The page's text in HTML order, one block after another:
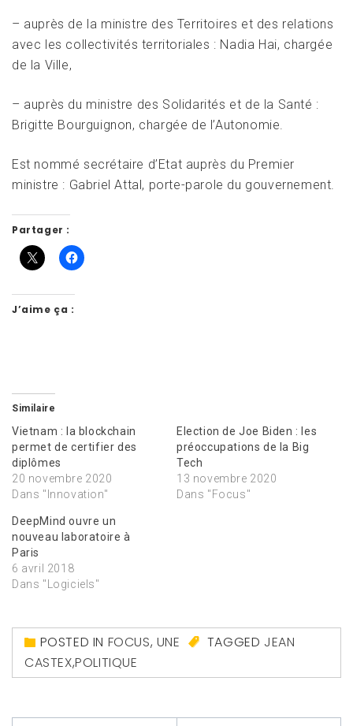
– auprès de la ministre des Territoires et des relations
avec les collectivités territoriales : Nadia Hai, chargée
de la Ville,
– auprès du ministre des Solidarités et de la Santé :
Brigitte Bourguignon, chargée de l’Autonomie.
Est nommé secrétaire d’Etat auprès du Premier
ministre : Gabriel Attal, porte-parole du gouvernement.
Partager :
J’aime ça :
Similaire
Vietnam : la blockchain
permet de certifier des
diplômes
20 novembre 2020
Dans "Innovation"
Election de Joe Biden : les
préoccupations de la Big
Tech
13 novembre 2020
Dans "Focus"
DeepMind ouvre un
nouveau laboratoire à
Paris
6 avril 2018
Dans "Logiciels"
POSTED IN FOCUS, UNE TAGGED JEAN
CASTEX,POLITIQUE